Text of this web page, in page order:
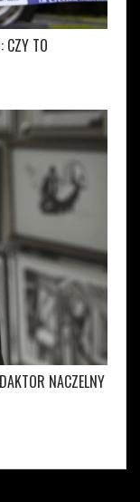
CZY TO
NACZELNY